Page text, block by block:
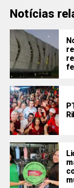
Notícias